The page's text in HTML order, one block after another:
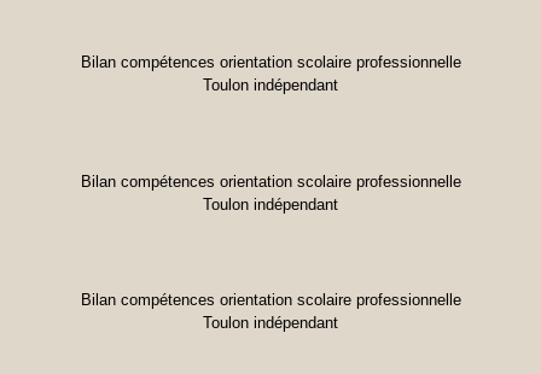
Bilan compétences orientation scolaire professionnelle
Toulon indépendant
Bilan compétences orientation scolaire professionnelle
Toulon indépendant
Bilan compétences orientation scolaire professionnelle
Toulon indépendant